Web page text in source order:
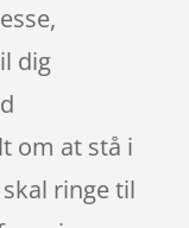
dig
om at stå i
ringe til